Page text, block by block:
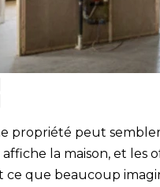
propriété peut
la maison, et les
ce que beaucoup